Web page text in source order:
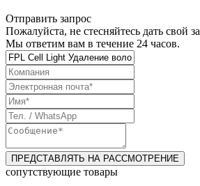
Отправить запрос
Пожалуйста, не стесняйтесь дать свой
Мы ответим вам в течение 24 часов.
сопутствующие товары